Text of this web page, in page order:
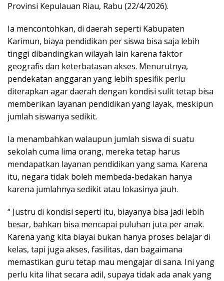
Provinsi Kepulauan Riau, Rabu (22/4/2026).
Ia mencontohkan, di daerah seperti Kabupaten
Karimun, biaya pendidikan per siswa bisa saja lebih
tinggi dibandingkan wilayah lain karena faktor
geografis dan keterbatasan akses. Menurutnya,
pendekatan anggaran yang lebih spesifik perlu
diterapkan agar daerah dengan kondisi sulit tetap bisa
memberikan layanan pendidikan yang layak, meskipun
jumlah siswanya sedikit.
Ia menambahkan walaupun jumlah siswa di suatu
sekolah cuma lima orang, mereka tetap harus
mendapatkan layanan pendidikan yang sama. Karena
itu, negara tidak boleh membeda-bedakan hanya
karena jumlahnya sedikit atau lokasinya jauh.
“ Justru di kondisi seperti itu, biayanya bisa jadi lebih
besar, bahkan bisa mencapai puluhan juta per anak.
Karena yang kita biayai bukan hanya proses belajar di
kelas, tapi juga akses, fasilitas, dan bagaimana
memastikan guru tetap mau mengajar di sana. Ini yang
perlu kita lihat secara adil, supaya tidak ada anak yang